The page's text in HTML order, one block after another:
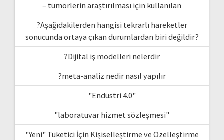
– tümörlerin araştırılması için kullanılan
?Aşağıdakilerden hangisi tekrarlı hareketler
sonucunda ortaya çıkan durumlardan biri değildir?
?Dijital iş modelleri nelerdir
?meta-analiz nedir nasıl yapılır
"Endüstri 4.0"
"laboratuvar hizmet sözleşmesi"
"Yeni" Tüketici İçin Kişiselleştirme ve Özelleştirme